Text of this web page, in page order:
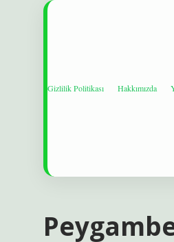
Gizlilik Politikası Hakkımızda